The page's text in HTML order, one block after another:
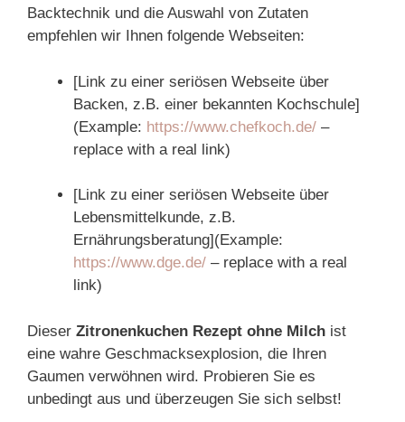
Backtechnik und die Auswahl von Zutaten
empfehlen wir Ihnen folgende Webseiten:
[Link zu einer seriösen Webseite über
Backen, z.B. einer bekannten Kochschule]
(Example: https://www.chefkoch.de/ –
replace with a real link)
[Link zu einer seriösen Webseite über
Lebensmittelkunde, z.B.
Ernährungsberatung](Example:
https://www.dge.de/ – replace with a real
link)
Dieser Zitronenkuchen Rezept ohne Milch ist
eine wahre Geschmacksexplosion, die Ihren
Gaumen verwöhnen wird. Probieren Sie es
unbedingt aus und überzeugen Sie sich selbst!